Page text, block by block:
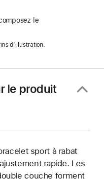
le
d’illustration.
le produit
sport à rabat
rapide. Les
couche forment